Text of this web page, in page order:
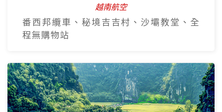
越南航空
番西邦纜車、秘境吉吉村、沙壩教堂、全
程無購物站